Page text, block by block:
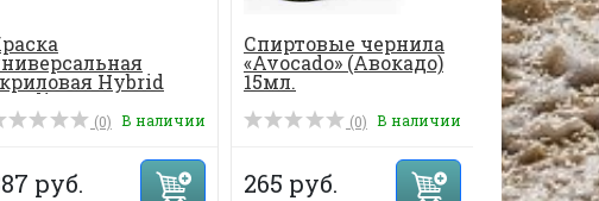
Hybrid
Acrylic 70 мл, цве...
(0) В наличии
руб.
Спиртовые чернила
«Avocado» (Авокадо)
15мл.
(0) В наличии
265 руб.
«Poppy
мака)
265 руб.